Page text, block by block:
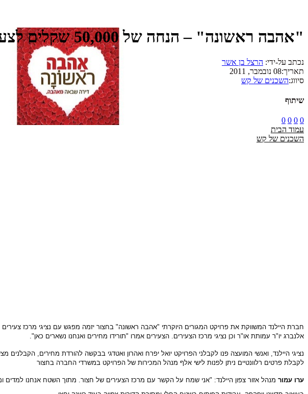
"אהבה ראשונה" – הנחה של 50,000 שקלים לצעירי חצור
נכתב על-ידי: הרצל בן אשר
תאריך:08 נובמבר, 2011
סיווג:השכנים של קש
שיתוף
0
0
0
0
עמוד הבית
השכנים של קש
אלנברג יו"ר עמותת או"ר וכן נציגי מרכז הצעירים. הצעירים אמרו "תורידו מחירים ואנחנו נשארים כאן".
לקבלת פרטים רלוונטיים ניתן לפנות לישי אלף מנהל המכירות של הפרויקט במשרדי החברה בחצור
ערו עמור מנהל אזור צפון היילנד: "אני שמח על הקשר עם מרכז הצעירים של חצור. מתוך השטח אנחנו למדים